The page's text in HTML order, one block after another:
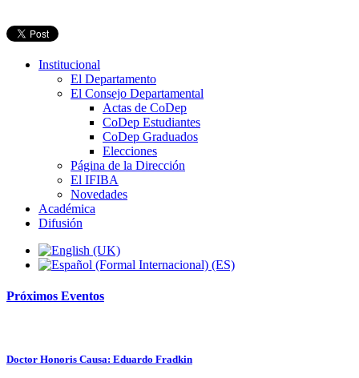
Institucional
El Departamento
El Consejo Departamental
Actas de CoDep
CoDep Estudiantes
CoDep Graduados
Elecciones
Página de la Dirección
El IFIBA
Novedades
Académica
Difusión
Próximos Eventos
Doctor Honoris Causa: Eduardo Fradkin